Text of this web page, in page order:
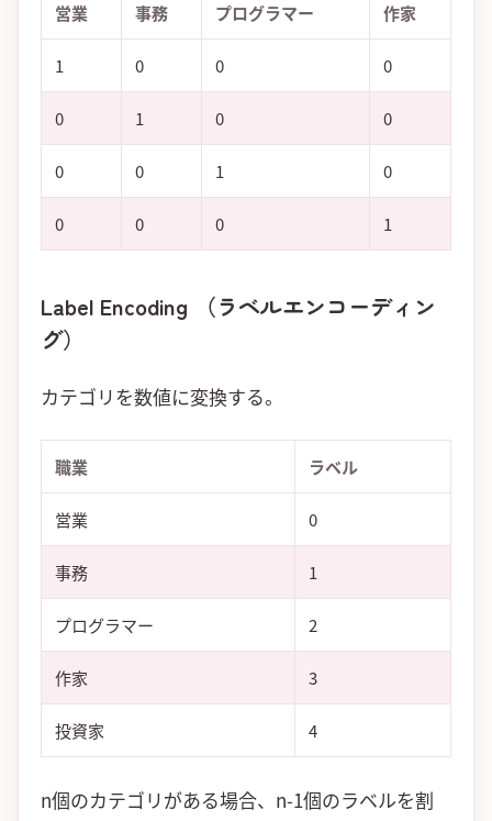
営業 事務 プログラマー 作家
1 0 0 0
0 1 0 0
0 0 1 0
0 0 0 1
Label Encoding （ラベルエンコーディン
グ）
カテゴリを数値に変換する。
職業 ラベル
営業 0
事務 1
プログラマー 2
作家 3
投資家 4
n個のカテゴリがある場合、n-1個のラベルを割